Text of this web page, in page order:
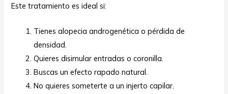
Este tratamiento es ideal si:
Tienes alopecia androgenética o pérdida de
densidad.
Quieres disimular entradas o coronilla.
Buscas un efecto rapado natural.
No quieres someterte a un injerto capilar.